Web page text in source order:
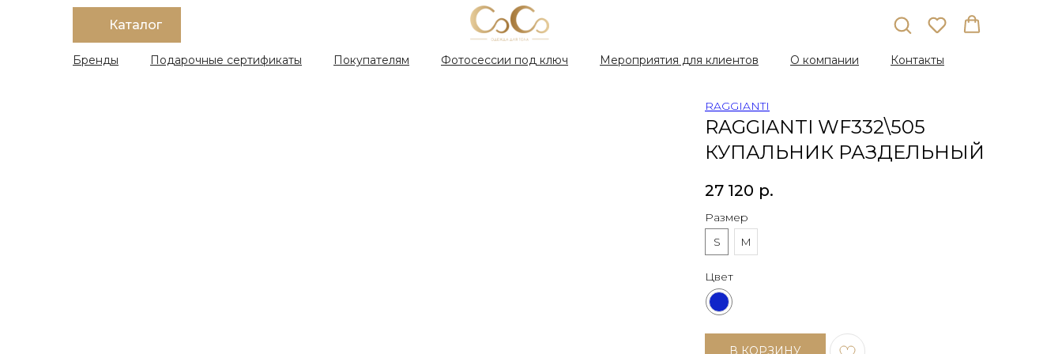
Каталог
Бренды Подарочные сертификаты Покупателям Фотосессии под ключ Мероприятия для клиентов О компании Контакты
RAGGIANTI WF332\505
КУПАЛЬНИК РАЗДЕЛЬНЫЙ
RAGGIANTI
27 120 р.
Размер
S
M
Цвет
В КОРЗИНУ